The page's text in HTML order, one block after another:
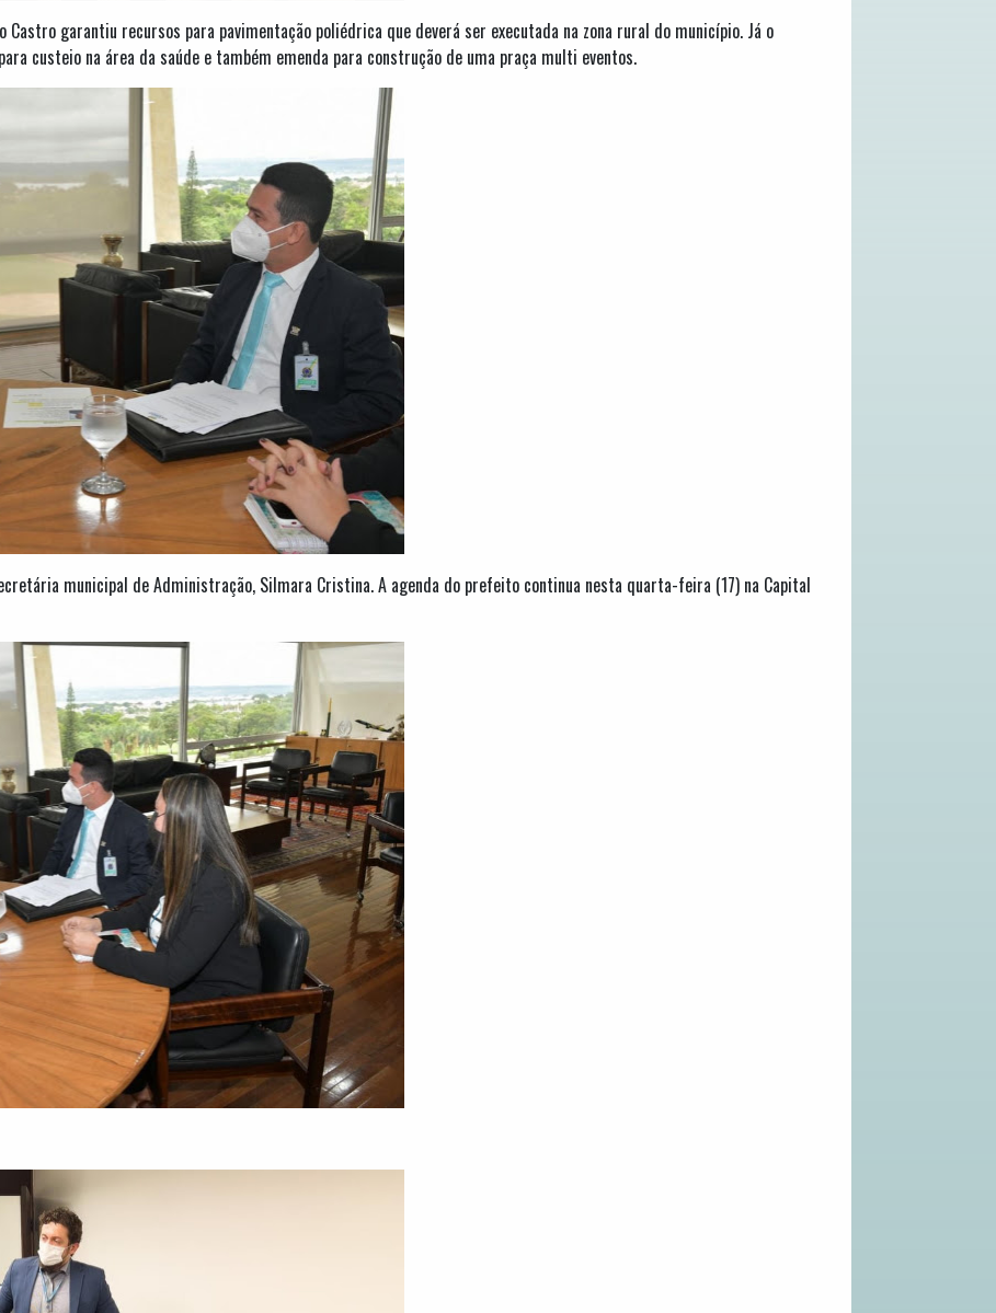
garantiu recursos para pavimentação poliédrica que deverá ser executada na zona rural do município. Já o
custeio na área da saúde e também emenda para construção de uma praça multi eventos.
municipal de Administração, Silmara Cristina. A agenda do prefeito continua nesta quarta-feira (17) na Capital